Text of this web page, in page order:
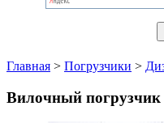
Главная > Погрузчики >
Вилочный